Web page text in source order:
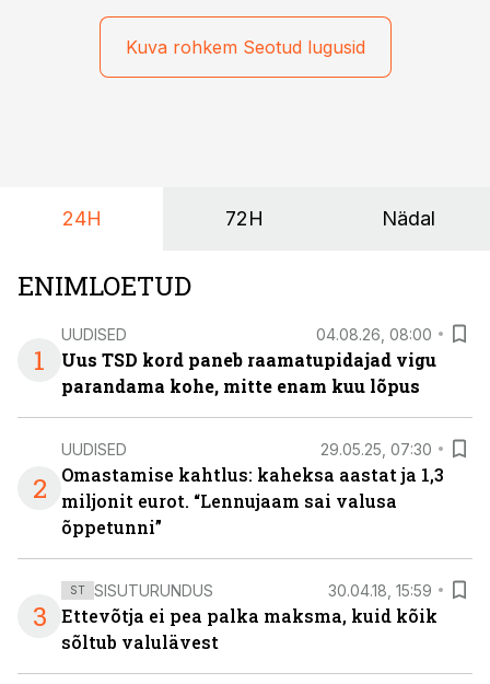
Kuva rohkem Seotud lugusid
24H 72H Nädal
ENIMLOETUD
1
UUDISED 04.08.26, 08:00
Uus TSD kord paneb raamatupidajad vigu
parandama kohe, mitte enam kuu lõpus
2
UUDISED 29.05.25, 07:30
Omastamise kahtlus: kaheksa aastat ja 1,3
miljonit eurot. “Lennujaam sai valusa
õppetunni”
3
ST SISUTURUNDUS 30.04.18, 15:59
Ettevõtja ei pea palka maksma, kuid kõik
sõltub valulävest